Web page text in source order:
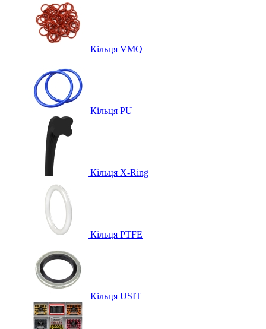
Кільця VMQ
Кільця PU
Кільця X-Ring
Кільця PTFE
Кільця USIT